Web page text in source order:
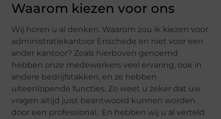
Waarom kiezen voor ons
Wij horen u al denken. Waarom zou ik kiezen voor
administratiekantoor Enschede en niet voor een
ander kantoor? Zoals hierboven genoemd
hebben onze medewerkers veel ervaring, ook in
andere bedrijfstakken, en ze hebben
uiteenlopende functies. Zo weet u zeker dat uw
vragen altijd juist beantwoord kunnen worden
door een professional. En hebben wij u al verteld